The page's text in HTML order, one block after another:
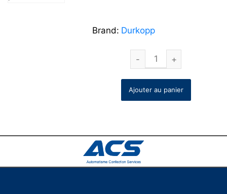
Brand: Durkopp
Ajouter au panier